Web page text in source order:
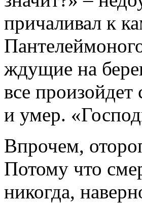
причаливал к
ждущие на
все произойдет
и умер.
Впрочем,
Потому что
никогда,